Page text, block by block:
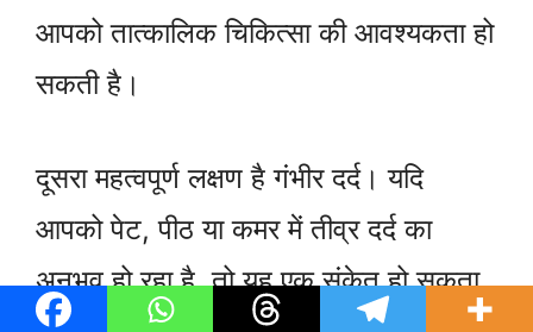
आपको तात्कालिक चिकित्सा की आवश्यकता हो
सकती है।
दूसरा महत्वपूर्ण लक्षण है गंभीर दर्द। यदि
आपको पेट, पीठ या कमर में तीव्र दर्द का
अनुभव हो रहा है, तो यह एक संकेत हो सकता